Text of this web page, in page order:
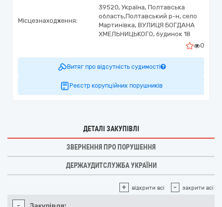
Місцезнаходження:
39520, Україна, Полтавська
область,Полтавський р-н, село
Мартинівка, ВУЛИЦЯ БОГДАНА
ХМЕЛЬНИЦЬКОГО, будинок 18
0
Витяг про відсутність судимості
Реєстр корупційних порушників
ДЕТАЛІ ЗАКУПІВЛІ
ЗВЕРНЕННЯ ПРО ПОРУШЕННЯ
ДЕРЖАУДИТСЛУЖБА УКРАЇНИ
+ відкрити всі - закрити всі